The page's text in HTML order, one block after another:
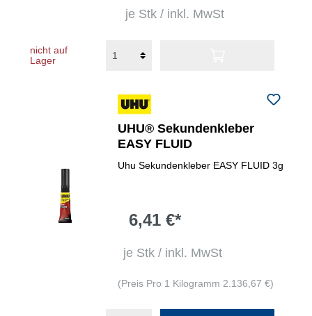
je Stk / inkl. MwSt
nicht auf
Lager
UHU® Sekundenkleber
EASY FLUID
Uhu Sekundenkleber EASY FLUID 3g
6,41 €*
je Stk / inkl. MwSt
(Preis Pro 1 Kilogramm 2.136,67 €)